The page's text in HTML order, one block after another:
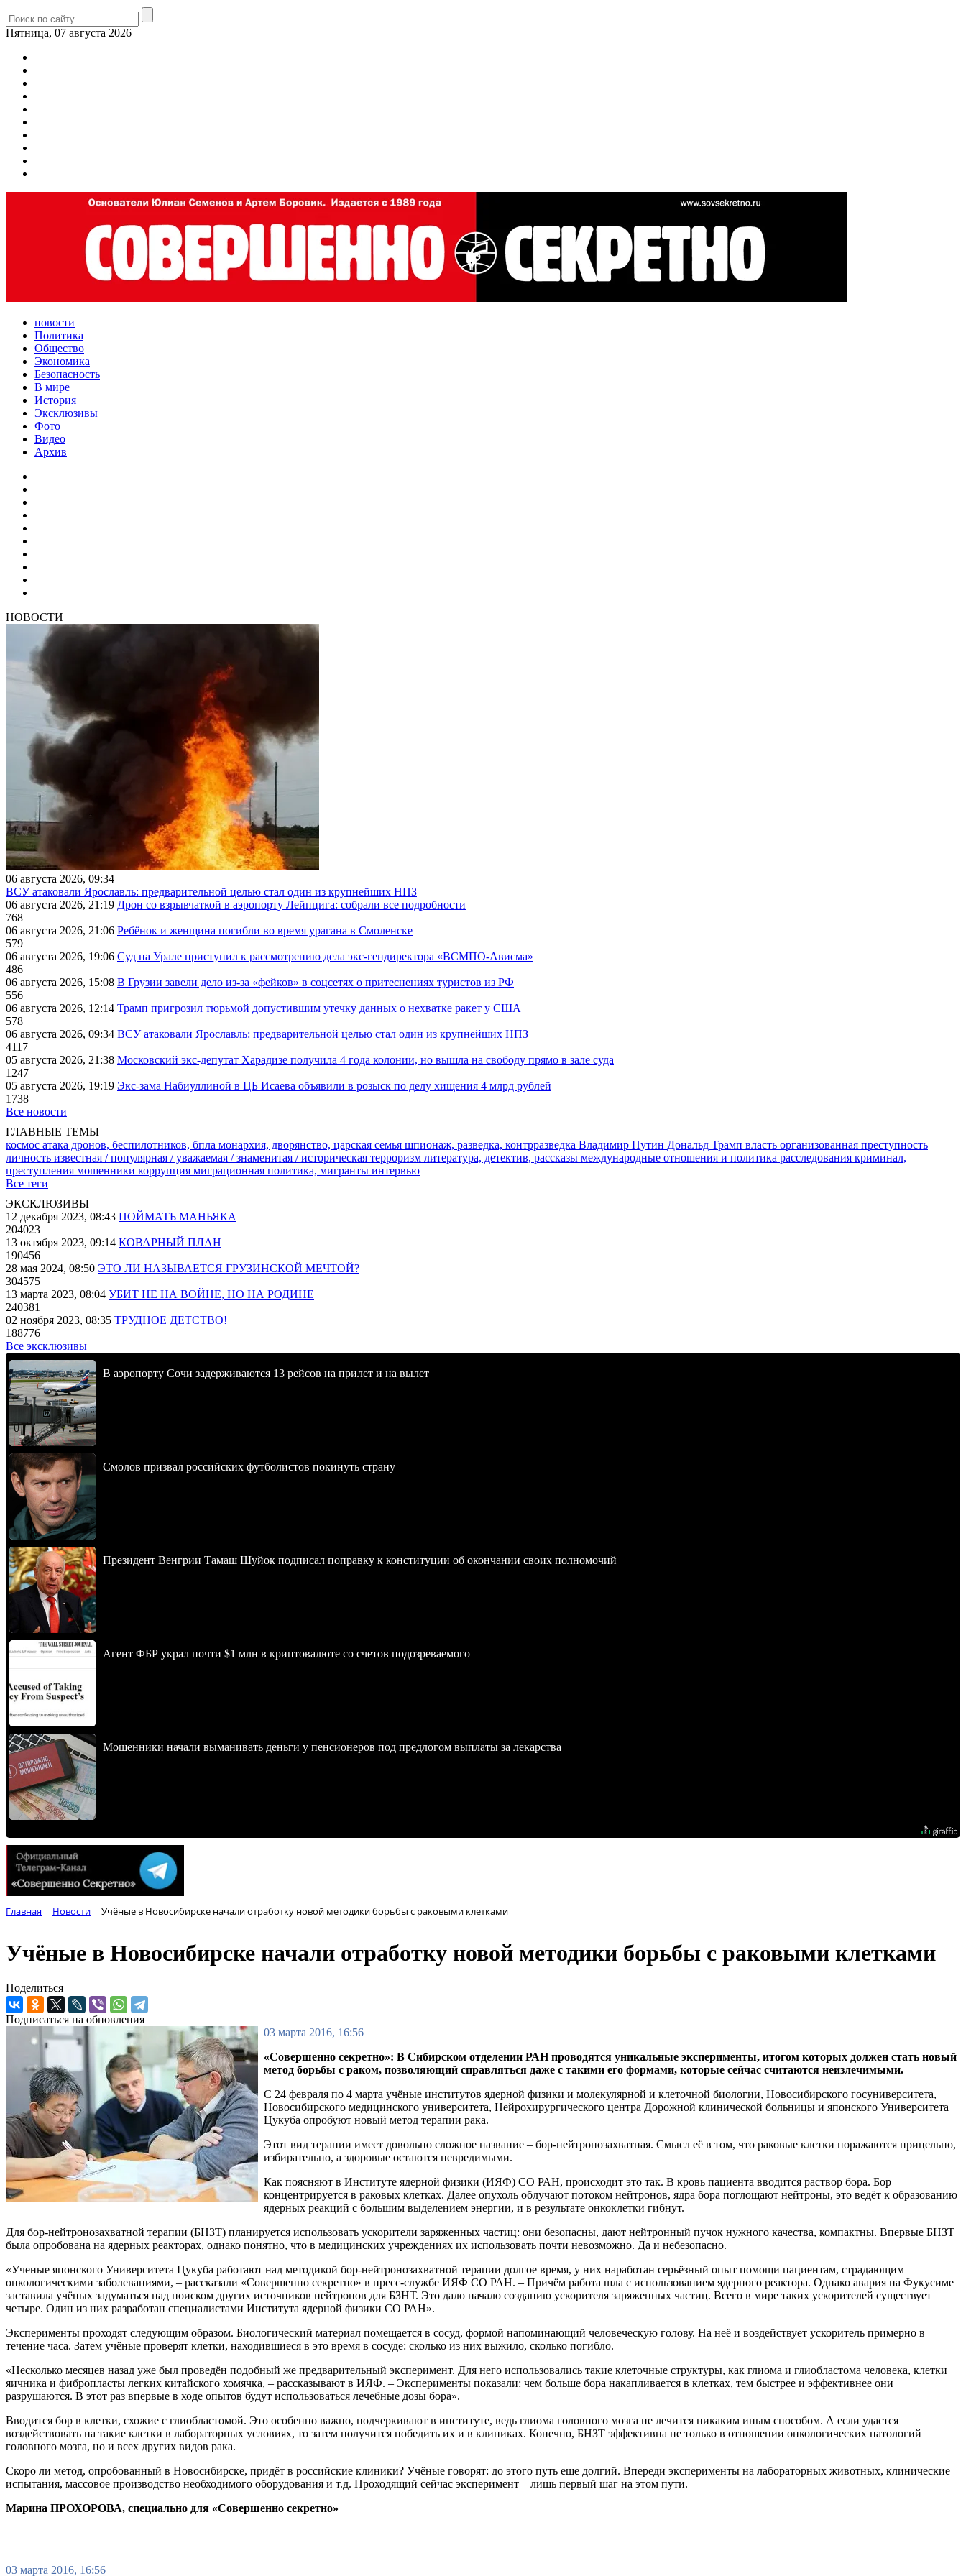
Пятница, 07 августа 2026
новости
Политика
Общество
Экономика
Безопасность
В мире
История
Эксклюзивы
Фото
Видео
Архив
НОВОСТИ
06 августа 2026, 09:34
ВСУ атаковали Ярославль: предварительной целью стал один из крупнейших НПЗ
06 августа 2026, 21:19 Дрон со взрывчаткой в аэропорту Лейпцига: собрали все подробности
768
06 августа 2026, 21:06 Ребёнок и женщина погибли во время урагана в Смоленске
579
06 августа 2026, 19:06 Суд на Урале приступил к рассмотрению дела экс-гендиректора «ВСМПО-Ависма»
486
06 августа 2026, 15:08 В Грузии завели дело из-за «фейков» в соцсетях о притеснениях туристов из РФ
556
06 августа 2026, 12:14 Трамп пригрозил тюрьмой допустившим утечку данных о нехватке ракет у США
578
06 августа 2026, 09:34 ВСУ атаковали Ярославль: предварительной целью стал один из крупнейших НПЗ
4117
05 августа 2026, 21:38 Московский экс-депутат Харадизе получила 4 года колонии, но вышла на свободу прямо в зале суда
1247
05 августа 2026, 19:19 Экс-зама Набиуллиной в ЦБ Исаева объявили в розыск по делу хищения 4 млрд рублей
1738
Все новости
ГЛАВНЫЕ ТЕМЫ
космос атака дронов, беспилотников, бпла монархия, дворянство, царская семья шпионаж, разведка, контрразведка Владимир Путин Дональд Трамп власть организованная преступность
личность известная / популярная / уважаемая / знаменитая / историческая терроризм литература, детектив, рассказы международные отношения и политика расследования криминал,
преступления мошенники коррупция миграционная политика, мигранты интервью
Все теги
ЭКСКЛЮЗИВЫ
12 декабря 2023, 08:43 ПОЙМАТЬ МАНЬЯКА
204023
13 октября 2023, 09:14 КОВАРНЫЙ ПЛАН
190456
28 мая 2024, 08:50 ЭТО ЛИ НАЗЫВАЕТСЯ ГРУЗИНСКОЙ МЕЧТОЙ?
304575
13 марта 2023, 08:04 УБИТ НЕ НА ВОЙНЕ, НО НА РОДИНЕ
240381
02 ноября 2023, 08:35 ТРУДНОЕ ДЕТСТВО!
188776
Все эксклюзивы
В аэропорту Сочи задерживаются 13 рейсов на прилет и на вылет
Смолов призвал российских футболистов покинуть страну
Президент Венгрии Тамаш Шуйок подписал поправку к конституции об окончании своих полномочий
Агент ФБР украл почти $1 млн в криптовалюте со счетов подозреваемого
Мошенники начали выманивать деньги у пенсионеров под предлогом выплаты за лекарства
Главная Новости Учёные в Новосибирске начали отработку новой методики борьбы с раковыми клетками
Учёные в Новосибирске начали отработку новой методики борьбы с раковыми клетками
Поделиться
Подписаться на обновления
03 марта 2016, 16:56
«Совершенно секретно»: В Сибирском отделении РАН проводятся уникальные эксперименты, итогом которых должен стать новый
метод борьбы с раком, позволяющий справляться даже с такими его формами, которые сейчас считаются неизлечимыми.
С 24 февраля по 4 марта учёные институтов ядерной физики и молекулярной и клеточной биологии, Новосибирского госуниверситета,
Новосибирского медицинского университета, Нейрохирургического центра Дорожной клинической больницы и японского Университета
Цукуба опробуют новый метод терапии рака.
Этот вид терапии имеет довольно сложное название – бор-нейтронозахватная. Смысл её в том, что раковые клетки поражаются прицельно,
избирательно, а здоровые остаются невредимыми.
Как поясняют в Институте ядерной физики (ИЯФ) СО РАН, происходит это так. В кровь пациента вводится раствор бора. Бор
концентрируется в раковых клетках. Далее опухоль облучают потоком нейтронов, ядра бора поглощают нейтроны, это ведёт к образованию
ядерных реакций с большим выделением энергии, и в результате онкоклетки гибнут.
Для бор-нейтронозахватной терапии (БНЗТ) планируется использовать ускорители заряженных частиц: они безопасны, дают нейтронный пучок нужного качества, компактны. Впервые БНЗТ
была опробована на ядерных реакторах, однако понятно, что в медицинских учреждениях их использовать почти невозможно. Да и небезопасно.
«Ученые японского Университета Цукуба работают над методикой бор-нейтронозахватной терапии долгое время, у них наработан серьёзный опыт помощи пациентам, страдающим
онкологическими заболеваниями, – рассказали «Совершенно секретно» в пресс-службе ИЯФ СО РАН. – Причём работа шла с использованием ядерного реактора. Однако авария на Фукусиме
заставила учёных задуматься над поиском других источников нейтронов для БЗНТ. Это дало начало созданию ускорителя заряженных частиц. Всего в мире таких ускорителей существует
четыре. Один из них разработан специалистами Института ядерной физики СО РАН».
Эксперименты проходят следующим образом. Биологический материал помещается в сосуд, формой напоминающий человеческую голову. На неё и воздействует ускоритель примерно в
течение часа. Затем учёные проверят клетки, находившиеся в это время в сосуде: сколько из них выжило, сколько погибло.
«Несколько месяцев назад уже был проведён подобный же предварительный эксперимент. Для него использовались такие клеточные структуры, как глиома и глиобластома человека, клетки
яичника и фибропласты легких китайского хомячка, – рассказывают в ИЯФ. – Эксперименты показали: чем больше бора накапливается в клетках, тем быстрее и эффективнее они
разрушаются. В этот раз впервые в ходе опытов будут использоваться лечебные дозы бора».
Вводится бор в клетки, схожие с глиобластомой. Это особенно важно, подчеркивают в институте, ведь глиома головного мозга не лечится никаким иным способом. А если удастся
воздействовать на такие клетки в лабораторных условиях, то затем получится победить их и в клиниках. Конечно, БНЗТ эффективна не только в отношении онкологических патологий
головного мозга, но и всех других видов рака.
Скоро ли метод, опробованный в Новосибирске, придёт в российские клиники? Учёные говорят: до этого путь еще долгий. Впереди эксперименты на лабораторных животных, клинические
испытания, массовое производство необходимого оборудования и т.д. Проходящий сейчас эксперимент – лишь первый шаг на этом пути.
Марина ПРОХОРОВА, специально для «Совершенно секретно»
03 марта 2016, 16:56